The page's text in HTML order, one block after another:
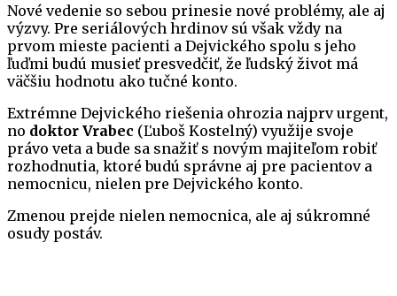
Nové vedenie so sebou prinesie nové problémy, ale aj
výzvy. Pre seriálových hrdinov sú však vždy na
prvom mieste pacienti a Dejvického spolu s jeho
ľuďmi budú musieť presvedčiť, že ľudský život má
väčšiu hodnotu ako tučné konto.
Extrémne Dejvického riešenia ohrozia najprv urgent,
no doktor Vrabec (Ľuboš Kostelný) využije svoje
právo veta a bude sa snažiť s novým majiteľom robiť
rozhodnutia, ktoré budú správne aj pre pacientov a
nemocnicu, nielen pre Dejvického konto.
Zmenou prejde nielen nemocnica, ale aj súkromné
osudy postáv.